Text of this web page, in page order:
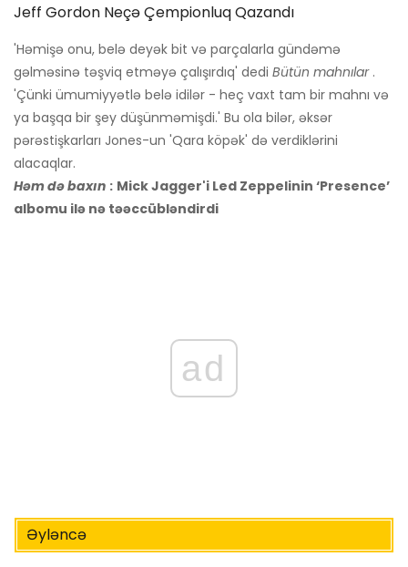
Jeff Gordon Neçə Çempionluq Qazandı
'Həmişə onu, belə deyək bit və parçalarla gündəmə
gəlməsinə təşviq etməyə çalışırdıq' dedi Bütün mahnılar.
'Çünki ümumiyyətlə belə idilər - heç vaxt tam bir mahnı və
ya başqa bir şey düşünməmişdi.' Bu ola bilər, əksər
pərəstişkarları Jones-un 'Qara köpək' də verdiklərini
alacaqlar.
Həm də baxın : Mick Jagger'i Led Zeppelinin ‘Presence’
albomu ilə nə təəccübləndirdi
ad
Əyləncə